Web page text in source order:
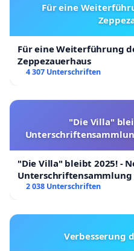
Für eine
Für eine Weiterführung
Zeppezauerhaus
4 307 Unterschriften
"Die Villa"
"Die Villa" bleibt 2025! -
2 038 Unterschriften
Verbesserung